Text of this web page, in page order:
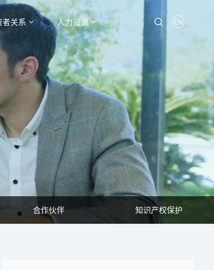
者关系 人力资源 EN
合作伙伴 知识产权保护